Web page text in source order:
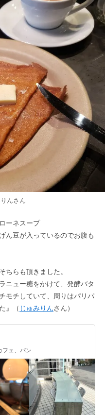
んさん
ーネスープ
ん豆が入っているのでお腹も
ちらも頂きました。
ニュー糖をかけて、発酵バタ
モチしていて、周りはパリパ
』（ じゅみりんさん）
フェ、パン